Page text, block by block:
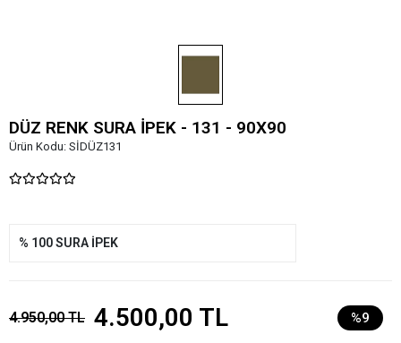
DÜZ RENK SURA İPEK - 131 - 90X90
Ürün Kodu: SİDÜZ131
% 100 SURA İPEK
4.950,00 TL 4.500,00 TL %9